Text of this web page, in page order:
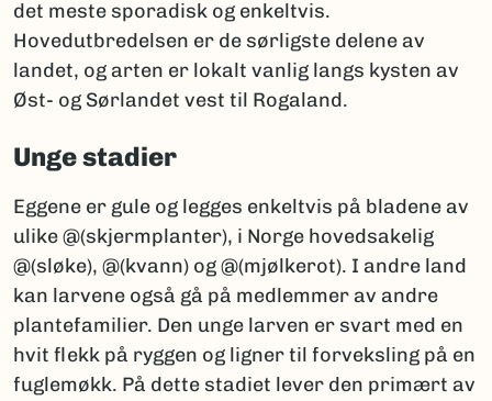
det meste sporadisk og enkeltvis.
Hovedutbredelsen er de sørligste delene av
landet, og arten er lokalt vanlig langs kysten av
Øst- og Sørlandet vest til Rogaland.
Unge stadier
Eggene er gule og legges enkeltvis på bladene av
ulike @(skjermplanter), i Norge hovedsakelig
@(sløke), @(kvann) og @(mjølkerot). I andre land
kan larvene også gå på medlemmer av andre
plantefamilier. Den unge larven er svart med en
hvit flekk på ryggen og ligner til forveksling på en
fuglemøkk. På dette stadiet lever den primært av